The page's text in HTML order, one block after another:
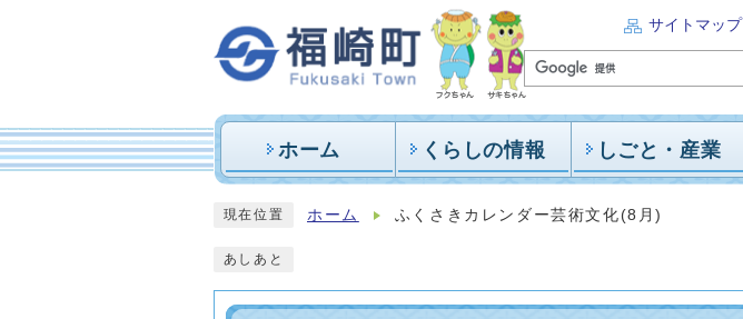
サイトマップ
ホーム くらしの情報 しごと・産業
現在位置 ホーム ふくさきカレンダー芸術文化(8月)
あしあと